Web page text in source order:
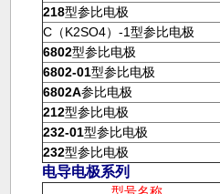
218型参比电极
C（ K2SO4） -1型参比电极
6802型参比电极
6802-01型参比电极
6802A参比电极
212型参比电极
232-01型参比电极
232型参比电极
电导电极系列